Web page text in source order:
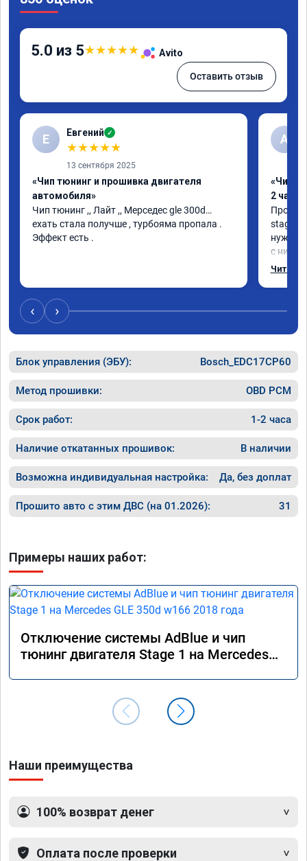
5.0 из 5★★★★★ Avito
Оставить отзыв
Е Евгений ✓
★★★★★
13 сентября 2025
«Чип тюнинг и прошивка двигателя
автомобиля»
Чип тюнинг ,, Лайт ,, Мерседес gle 300d…
ехать стала получше , турбояма пропала .
Эффект есть .
А
«Чип
2 часа»
stage
нужно:
с
Одни
Читать
‹ ›
Блок управления (ЭБУ): Bosch_EDC17CP60
Метод прошивки: OBD PCM
Срок работ: 1-2 часа
Наличие откатанных прошивок: В наличии
Возможна индивидуальная настройка: Да, без доплат
Прошито авто с этим ДВС (на 01.2026): 31
Примеры наших работ:
Отключение системы AdBlue и чип
тюнинг двигателя Stage 1 на Mercedes
Наши преимущества
100% возврат денег
Оплата после проверки